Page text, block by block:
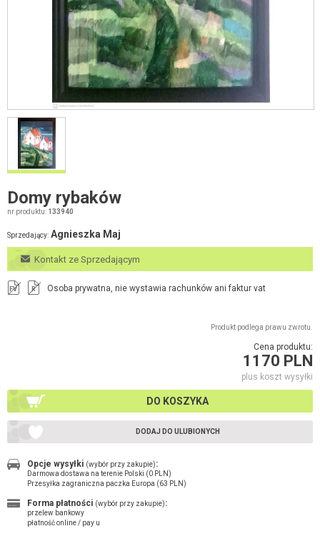
Domy rybaków
nr produktu: 133940
Sprzedający: Agnieszka Maj
Kontakt ze Sprzedającym
FV R Osoba prywatna, nie wystawia rachunków ani faktur vat
Produkt podlega prawu zwrotu.
Cena produktu:
1170 PLN
plus koszt wysyłki
DO KOSZYKA
DODAJ DO ULUBIONYCH
Opcje wysyłki (wybór przy zakupie):
Darmowa dostawa na terenie Polski (0 PLN)
Przesyłka zagraniczna paczka Europa (63 PLN)
Forma płatności (wybór przy zakupie):
przelew bankowy
płatność online / pay u